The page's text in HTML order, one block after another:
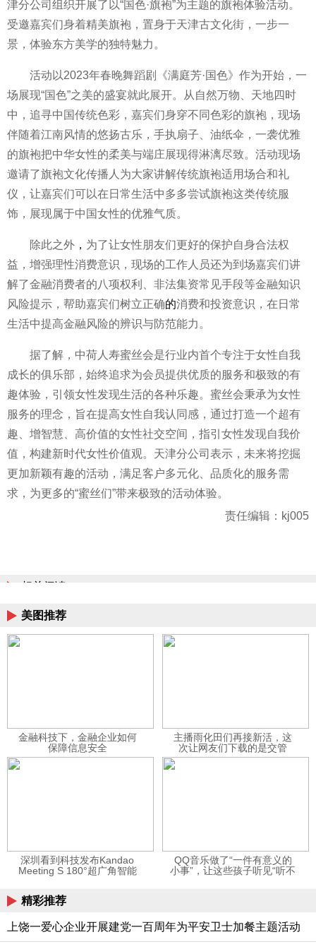
津分公司组织开展了以“国色·旗袍”为主题的旗袍体验活动。
受邀嘉宾们身着精美旗袍，置身于天津古文化街，一步一
景，体验东方美学的独特魅力。
活动以2023年春晚舞蹈剧《满庭芳·国色》作为开始，一
场展现“国色”之美的盛宴就此展开。从自然万物、天地四时
中，追寻中国传统色彩，嘉宾们身穿不同色彩的旗袍，现场
伴随着江南风情的悠扬古乐，手执扇子、油纸伞，一袭优雅
的旗袍把中华女性的柔美与端庄展现得淋漓尽致。活动现场
邀请了旗袍文化传播人为大家讲解传统旗袍适用场合和礼
仪，让嘉宾们可以在日常生活中多多尝试旗袍这类传统服
饰，展现属于中国女性的优雅气质。
除此之外 ， 为了让女性朋友们更好的保护自身合法权
益，增强理性消费意识，现场的工作人员还为到场嘉宾们讲
解了金融消费者的八项权利、 非法集资常见手段等金融知识
风险提示，帮助嘉宾们树立正确的消费和投资意识，在日常
生活中提高金融风险的辨识与防范能力。
据了解，中荷人寿蜜丝会是行业内首个专注于女性自我
成长的俱乐部，始终追求为会员提供优质的服务和极致的有
趣体验，引领女性发现生活的各种乐趣。蜜丝会秉承为女性
服务的理念，旨在提高女性自我认同感，通过打造一个超有
趣、增智慧、高价值的女性社交空间，指引女性发现自我价
值，构建新时代女性价值观。天津分公司表示，未来将挖掘
更加新颖有趣的活动，满足客户多元化、品质化的服务需
求，为更多的“蜜丝们”带来极致的活动体验。
责任编辑：kj005
相关阅读
美图推荐
金融科技下，金融企业如何
保障信息安全
主播雨化田们再接新活，这
次让网友们下载的是交管
12123APP
深圳看到科技发布Kandao
Meeting S 180°超广角智能
QQ音乐做了“一件有意义的
小事”，让这些孩子听见“听不
精彩推荐
上饶一爱心企业开展建党一百周年为平安卫士加餐主题活动